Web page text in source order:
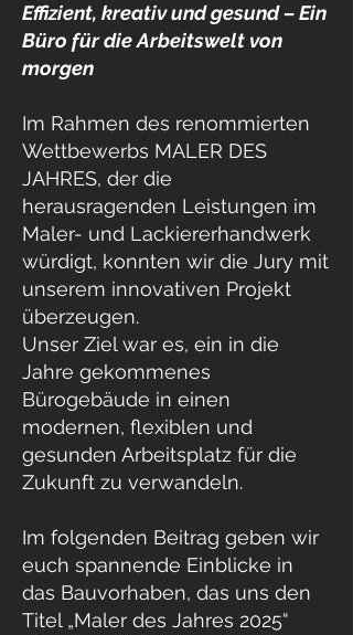
Effizient, kreativ und gesund – Ein
Büro für die Arbeitswelt von
morgen
Im Rahmen des renommierten
Wettbewerbs MALER DES
JAHRES, der die
herausragenden Leistungen im
Maler- und Lackiererhandwerk
würdigt, konnten wir die Jury mit
unserem innovativen Projekt
überzeugen.
Unser Ziel war es, ein in die
Jahre gekommenes
Bürogebäude in einen
modernen, flexiblen und
gesunden Arbeitsplatz für die
Zukunft zu verwandeln.
Im folgenden Beitrag geben wir
euch spannende Einblicke in
das Bauvorhaben, das uns den
Titel „Maler des Jahres 2025“